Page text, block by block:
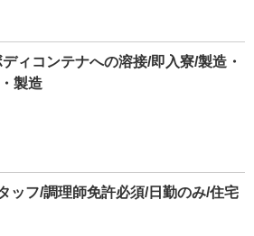
ィコンテナへの溶接/即入寮/製造・
製造
ッフ/調理師免許必須/日勤のみ/住宅